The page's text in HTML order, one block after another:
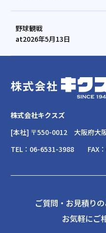
野球観戦
at2026年5月13日
株式会社キクスズ
[本社] 〒550-0012大阪府大
TEL： 06-6531-3988 FAX：
ご質問・お見積り
お気軽にご